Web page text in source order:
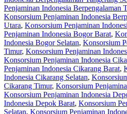
Penjaminan Indonesia Berpengalaman
Konsorsium Penjaminan Indonesia
Utara, Konsorsium Penjaminan
Penjaminan Indonesia Bogor Barat,
Indonesia Bogor Selatan, Konsorsium
Timur, Konsorsium Penjaminan
Konsorsium Penjaminan Indonesia
Penjaminan Indonesia Cikarang Barat,
Indonesia Cikarang Selatan,
Cikarang Timur, Konsorsium
Konsorsium Penjaminan Indonesia
Indonesia Depok Barat, Konsorsium
Selatan, Konsorsium Penjaminan